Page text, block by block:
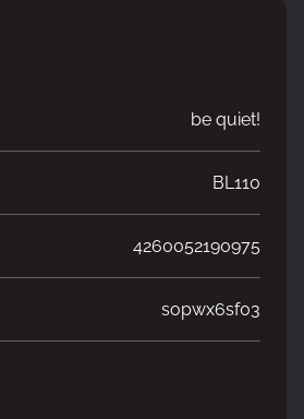
be quiet!
BL110
4260052190975
sopwx6sf03